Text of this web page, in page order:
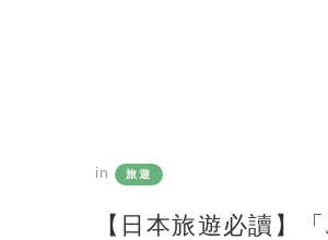
in 旅遊
【日本旅遊必讀】